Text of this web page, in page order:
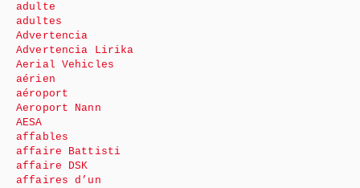
adulte
adultes
Advertencia
Advertencia Lirika
Aerial Vehicles
aérien
aéroport
Aeroport Nann
AESA
affables
affaire Battisti
affaire DSK
affaires d’un